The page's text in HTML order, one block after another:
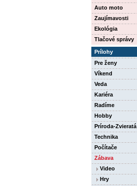
Auto moto
Zaujímavosti
Ekológia
Tlačové správy
Prílohy
Pre ženy
Víkend
Veda
Kariéra
Radíme
Hobby
Príroda-Zvieratá
Technika
Počítače
Zábava
Video
Hry